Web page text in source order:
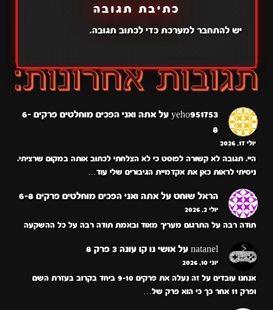
כתיבת תגובה
יש להתחבר למערכתכדי לכתוב תגובה.
yeho951753 על
אתה ואני הפכים מוחלטים פרקים 6-
8
יולי 17, 2026
היי. תגובה לא קשורה לפוסט כי לא הצלחתי לכתוב אותה במקום שרציתי.
ניסיתי לראות כאן את אקדמיית הגיבורים שלי עוד…
הראל שוחט על אתה ואני הפכים מוחלטים פרקים 6-8
יולי 2, 2026
תודה רבה על התרגום מעריך מאוד ובאמת תודה רבה על כל ההשקעה
natanel על אושי נו קו עונה 3 פרק 8
יוני 10, 2026
אנחנו עובדים על זה נעלה את פרקים 9-10 ביחד בקרוב בעזרת השם
ופרק 11 אחר כך כי הוא פרק של…